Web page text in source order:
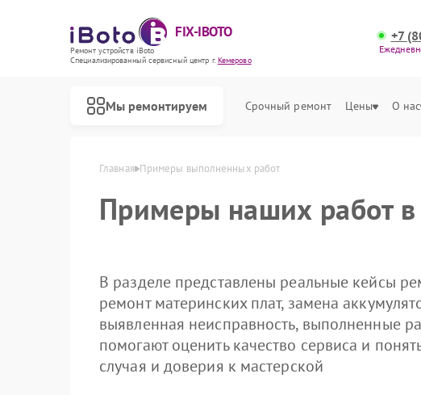
FIX-IBOTO
Ремонт устройств iBoto
Специализированный cервисный центр г.Кемерово
+7
Мы ремонтируем Срочный ремонт Цены О нас
Главная Примеры выполненных работ
Примеры наших работ
В разделе представлены реальные кейсы
ремонт материнских плат, замена
выявленная неисправность, выполненные
помогают оценить качество сервиса и
случая и доверия к мастерской